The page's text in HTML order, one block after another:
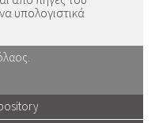
υπολογιστικά